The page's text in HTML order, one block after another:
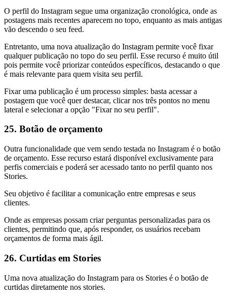
O perfil do Instagram segue uma organização cronológica, onde as
postagens mais recentes aparecem no topo, enquanto as mais antigas
vão descendo o seu feed.
Entretanto, uma nova atualização do Instagram permite você fixar
qualquer publicação no topo do seu perfil. Esse recurso é muito útil
pois permite você priorizar conteúdos específicos, destacando o que
é mais relevante para quem visita seu perfil.
Fixar uma publicação é um processo simples: basta acessar a
postagem que você quer destacar, clicar nos três pontos no menu
lateral e selecionar a opção "Fixar no seu perfil".
25. Botão de orçamento
Outra funcionalidade que vem sendo testada no Instagram é o botão
de orçamento. Esse recurso estará disponível exclusivamente para
perfis comerciais e poderá ser acessado tanto no perfil quanto nos
Stories.
Seu objetivo é facilitar a comunicação entre empresas e seus
clientes.
Onde as empresas possam criar perguntas personalizadas para os
clientes, permitindo que, após responder, os usuários recebam
orçamentos de forma mais ágil.
26. Curtidas em Stories
Uma nova atualização do Instagram para os Stories é o botão de
curtidas diretamente nos stories.